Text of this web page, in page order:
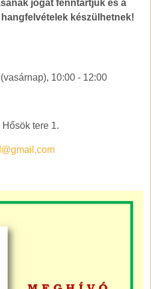
jogát fenntartjuk és a
készülhetnek!
10:00 - 12:00
tere 1.